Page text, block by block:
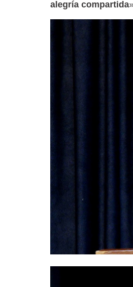
alegría compartida